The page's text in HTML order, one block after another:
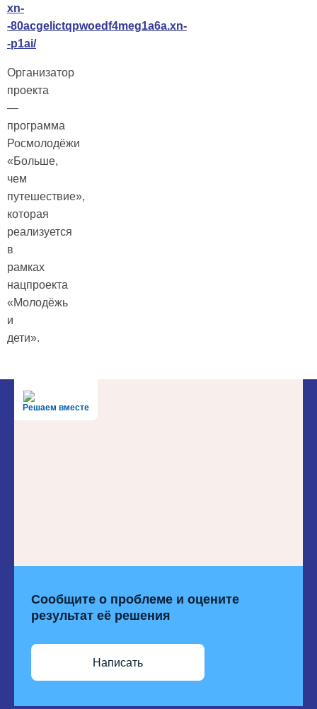
xn-
-80acgelictqpwoedf4meg1a6a.xn-
-p1ai/
Организатор
проекта
—
программа
Росмолодёжи
«Больше,
чем
путешествие»,
которая
реализуется
в
рамках
нацпроекта
«Молодёжь
и
дети».
Решаем вместе
Сообщите о проблеме и оцените
результат её решения
Написать